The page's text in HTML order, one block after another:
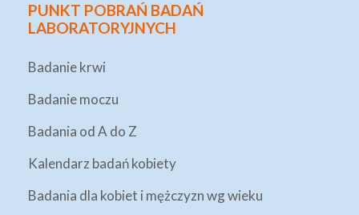
PUNKT POBRAŃ BADAŃ
LABORATORYJNYCH
Badanie krwi
Badanie moczu
Badania od A do Z
Kalendarz badań kobiety
Badania dla kobiet i mężczyzn wg wieku